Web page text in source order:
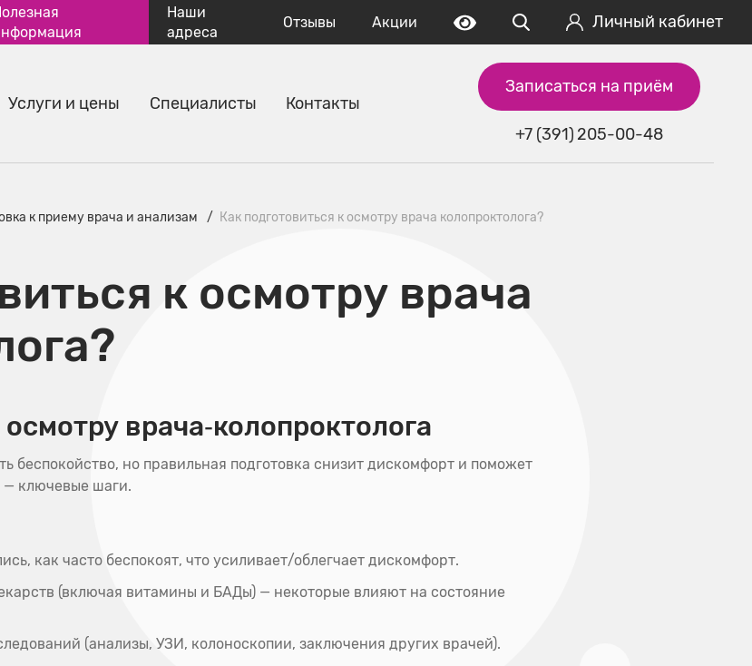
Наши
адреса
Отзывы Акции Личный кабинет
Услуги и цены Специалисты
Контакты
+7 (391) 205-00-48
Записаться на приём
к приему врача и анализам ​Как подготовиться к осмотру врача колопроктолога?
к осмотру врача
врача‑колопроктолога
беспокойство, но правильная подготовка снизит дискомфорт и поможет
— ключевые шаги.
как часто беспокоят, что усиливает/облегчает дискомфорт.
(включая витамины и БАДы) — некоторые влияют на состояние
(анализы, УЗИ, колоноскопии, заключения других врачей).